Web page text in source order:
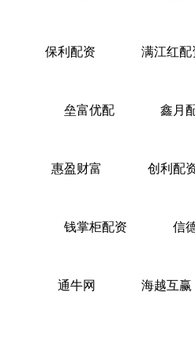
保利配资 满江红配
垒富优配 鑫月
惠盈财富 创利配
钱掌柜配资 信
通牛网 海越互赢